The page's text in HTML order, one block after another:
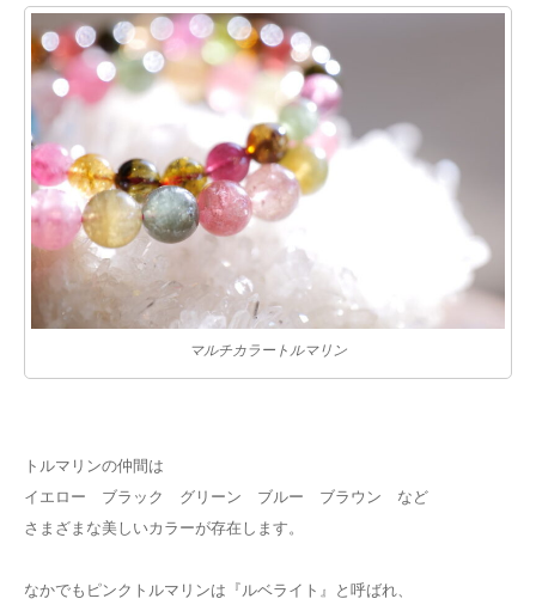
マルチカラートルマリン
トルマリンの仲間は
イエロー ブラック グリーン ブルー ブラウン など
さまざまな美しいカラーが存在します。
なかでもピンクトルマリンは『ルベライト』と呼ばれ、